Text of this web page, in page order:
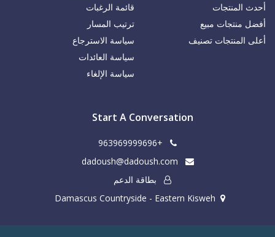
أحدث المنتجات
أفضل منتجات مبيع
أعلى المنتجات تصنيف
قائمة الرغبات
ترتيب المسار
سياسة الاسترجاع
سياسة العائدات
سياسة الإلغاء
Start A Conversation
+963969999696
بطاقة الدعم
Damascus Countryside - Eastern Kisweh